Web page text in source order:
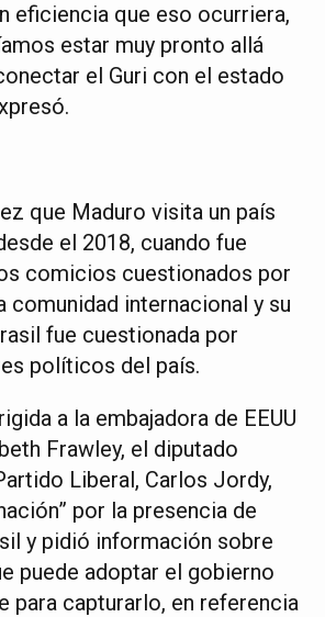
eficiencia que eso ocurriera,
estar muy pronto allá
el Guri con el estado
que Maduro visita un país
el 2018, cuando fue
comicios cuestionados por
comunidad internacional y su
fue cuestionada por
políticos del país.
a la embajadora de EEUU
Frawley, el diputado
Liberal, Carlos Jordy,
por la presencia de
y pidió información sobre
puede adoptar el gobierno
para capturarlo, en referencia